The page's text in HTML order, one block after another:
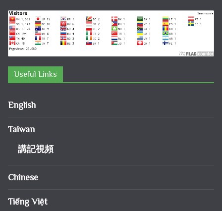
Useful Links
English
Taiwan
講記視頻
Chinese
Tiếng Việt